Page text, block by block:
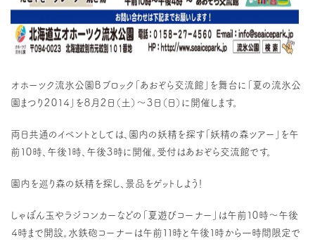
オホーツク流氷公園Ｂブロック「あおぞら交流館」を舞台に「夏の流氷公
園まつり２０１４」を８月２日（土）～３日（日）に開催します。
両日共通のイベントとしては、園内の妖精を探す「妖精の森ツアー」を午
前１０時、午後１時、午後３時に開催。受付はあおぞら交流館です。
園内を巡り森の妖精を探し、景品をゲットしよう！
しゃぼん玉やラジコンカーなどの「夏遊びコーナー」は午前１０時～午後
４時まで開設。水鉄砲コーナーは午前１１時と午後１時から一時間限定で